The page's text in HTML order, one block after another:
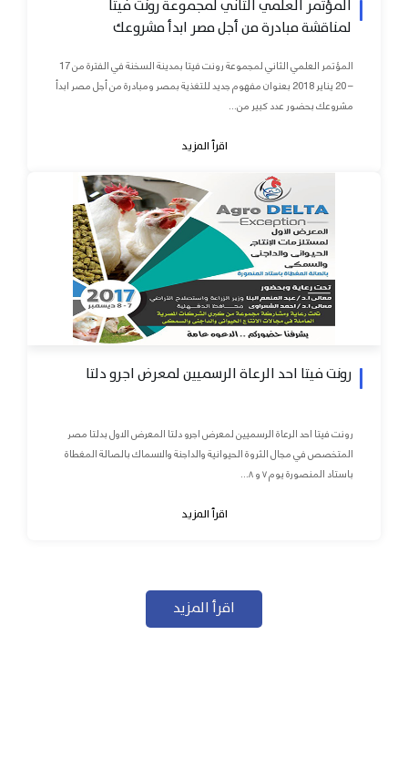
المؤتمر العلمي الثاني لمجموعة رونت فيتا
لمناقشة مبادرة من أجل مصر ابدأ مشروعك
المؤتمر العلمي الثاني لمجموعة رونت فيتا بمدينة السخنة في الفترة من 17
– 20 يناير 2018 بعنوان مفهوم جديد للتغذية بمصر ومبادرة من أجل مصر ابدأ
مشروعك بحضور عدد كبير من...
اقرأ المزيد
رونت فيتا احد الرعاة الرسميين لمعرض اجرو دلتا
رونت فيتا احد الرعاة الرسميين لمعرض اجرو دلتا المعرض الاول بدلتا مصر
المتخصص في مجال الثروة الحيوانية والداجنة والاسماك بالصالة المغطاة
باستاد المنصورة يوم ٧ و ٨...
اقرأ المزيد
اقرأ المزيد